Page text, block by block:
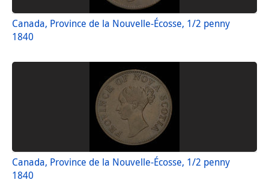
Canada, Province de la Nouvelle-Écosse, 1/2 penny
1840
Canada, Province de la Nouvelle-Écosse, 1/2 penny
1840